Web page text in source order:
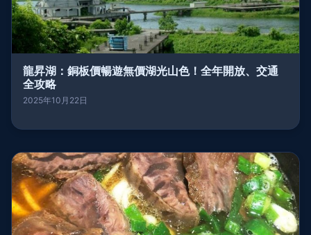
龍昇湖：銅板價暢遊無價湖光山色！全年開放、交通
全攻略
2025年10月22日